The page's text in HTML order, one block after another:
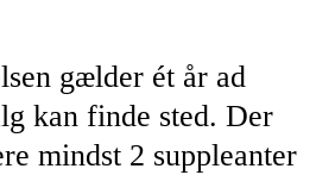
gælder ét år ad
kan finde sted. Der
mindst 2 suppleanter